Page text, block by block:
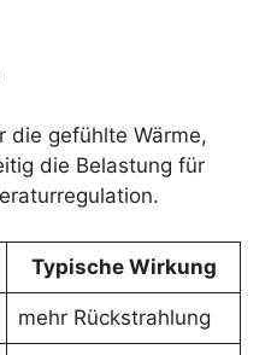
die gefühlte Wärme,
die Belastung für
Typische Wirkung
mehr Rückstrahlung